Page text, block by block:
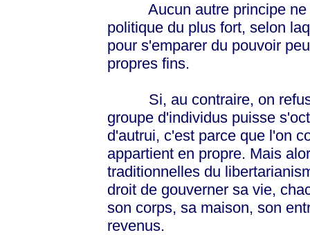
Aucun autre principe ne
politique du plus fort, selon
pour s'emparer du pouvoir
propres fins.
Si, au contraire, on refuse
groupe d'individus puisse
d'autrui, c'est parce que l'on
appartient en propre. Mais
traditionnelles du
droit de gouverner sa vie,
son corps, sa maison, son
revenus.